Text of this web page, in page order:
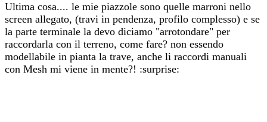
Ultima cosa.... le mie piazzole sono quelle marroni nello
screen allegato, (travi in pendenza, profilo complesso) e se
la parte terminale la devo diciamo "arrotondare" per
raccordarla con il terreno, come fare? non essendo
modellabile in pianta la trave, anche li raccordi manuali
con Mesh mi viene in mente?! :surprise: